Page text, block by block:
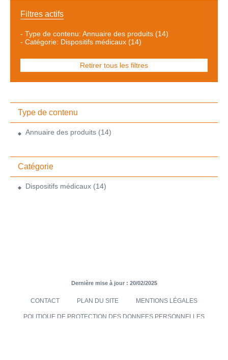
Filtres actifs
- Type de contenu: Annuaire des produits (14)
- Catégorie: Dispositifs médicaux (14)
Retirer tous les filtres
Type de contenu
Annuaire des produits (14)
Catégorie
Dispositifs médicaux (14)
Dernière mise à jour : 20/02/2025
CONTACT PLAN DU SITE MENTIONS LÉGALES
POLITIQUE DE PROTECTION DES DONNEES PERSONNELLES